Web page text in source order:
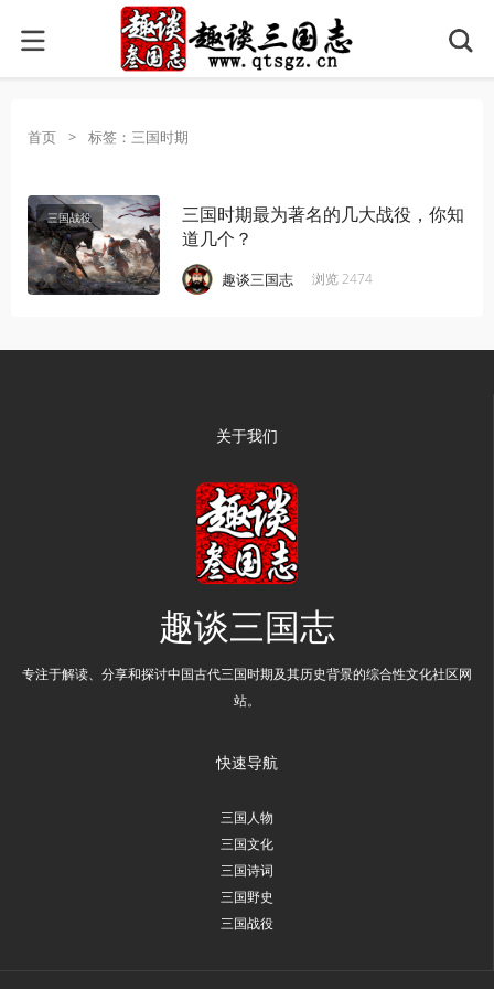
首页 > 标签：三国时期
三国战役
三国时期最为著名的几大战役，你知
道几个？
趣谈三国志 浏览 2474
关于我们
趣谈三国志
专注于解读、分享和探讨中国古代三国时期及其历史背景的综合性文化社区网
站。
快速导航
三国人物
三国文化
三国诗词
三国野史
三国战役